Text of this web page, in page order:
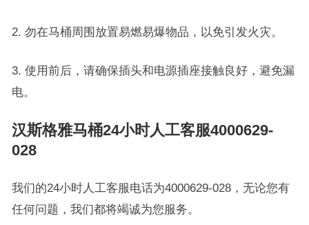
2. 勿在马桶周围放置易燃易爆物品，以免引发火灾。
3. 使用前后，请确保插头和电源插座接触良好，避免漏
电。
汉斯格雅马桶24小时人工客服4000629-
028
我们的24小时人工客服电话为4000629-028，无论您有
任何问题，我们都将竭诚为您服务。